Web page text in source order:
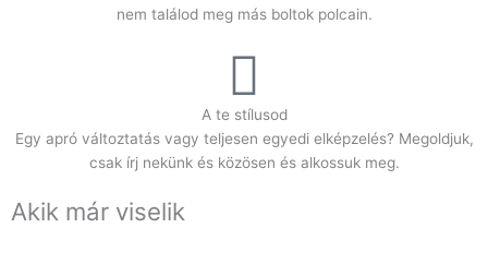
nem találod meg más boltok polcain.
A te stílusod
Egy apró változtatás vagy teljesen egyedi elképzelés? Megoldjuk,
csak írj nekünk és közösen és alkossuk meg.
Akik már viselik